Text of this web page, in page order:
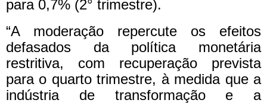
para 0,7% (2° trimestre).
“A moderação repercute os efeitos
defasados da política monetária
restritiva, com recuperação prevista
para o quarto trimestre, à medida que a
indústria de transformação e a